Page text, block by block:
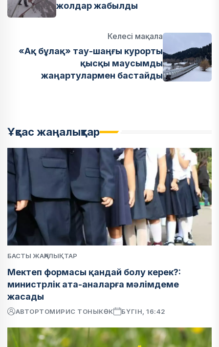
жолдар жабылды
Келесі мақала
«Ақ бұлақ» тау-шаңғы курорты
қысқы маусымды
жаңартулармен бастайды
Ұқсас жаңалықтар
БАСТЫ ЖАҢАЛЫҚТАР
Мектеп формасы қандай болу керек?:
министрлік ата-аналарға мәлімдеме
жасады
АВТОРТОМИРИС ТОНЫКӨК БҮГІН, 16:42